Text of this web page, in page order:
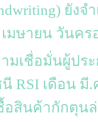
ยังจ
เมษายน วันคร
มเชื่อมั่นผู้ปร
RSI เดือน มี
อสินค้ากักตุน